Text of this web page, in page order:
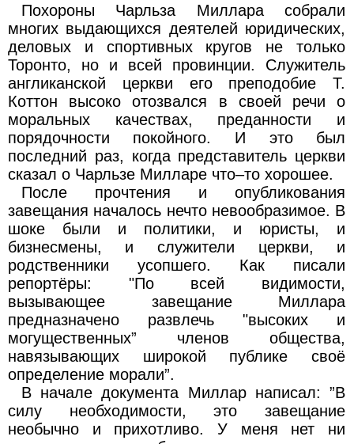
Похороны Чарльза Миллара собрали
многих выдающихся деятелей юридических,
деловых и спортивных кругов не только
Торонто, но и всей провинции. Служитель
англиканской церкви его преподобие Т.
Коттон высоко отозвался в своей речи о
моральных качествах, преданности и
порядочности покойного. И это был
последний раз, когда представитель церкви
сказал о Чарльзе Милларе что–то хорошее.
После прочтения и опубликования
завещания началось нечто невообразимое. В
шоке были и политики, и юристы, и
бизнесмены, и служители церкви, и
родственники усопшего. Как писали
репортёры: "По всей видимости,
вызывающее завещание Миллара
предназначено развлечь "высоких и
могущественных” членов общества,
навязывающих широкой публике своё
определение морали”.
В начале документа Миллар написал: ”В
силу необходимости, это завещание
необычно и прихотливо. У меня нет ни